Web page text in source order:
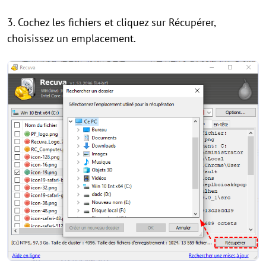
3. Cochez les fichiers et cliquez sur Récupérer,
choisissez un emplacement.